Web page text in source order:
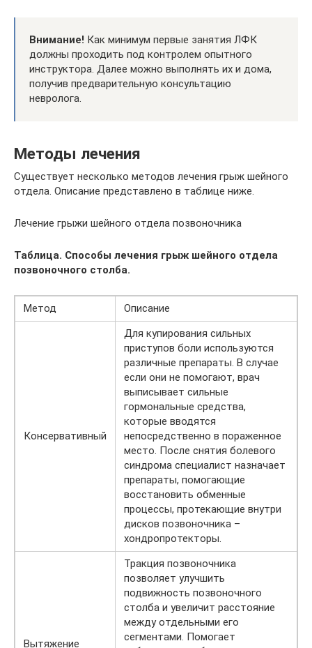
Внимание! Как минимум первые занятия ЛФК
должны проходить под контролем опытного
инструктора. Далее можно выполнять их и дома,
получив предварительную консультацию
невролога.
Методы лечения
Существует несколько методов лечения грыж шейного
отдела. Описание представлено в таблице ниже.
Лечение грыжи шейного отдела позвоночника
Таблица. Способы лечения грыж шейного отдела
позвоночного столба.
Метод Описание
Консервативный
Для купирования сильных
приступов боли используются
различные препараты. В случае
если они не помогают, врач
выписывает сильные
гормональные средства,
которые вводятся
непосредственно в пораженное
место. После снятия болевого
синдрома специалист назначает
препараты, помогающие
восстановить обменные
процессы, протекающие внутри
дисков позвоночника –
хондропротекторы.
Вытяжение
Тракция позвоночника
позволяет улучшить
подвижность позвоночного
столба и увеличит расстояние
между отдельными его
сегментами. Помогает